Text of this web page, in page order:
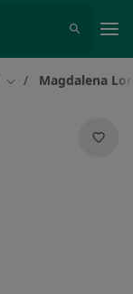
Zmień miasto
Magdalena